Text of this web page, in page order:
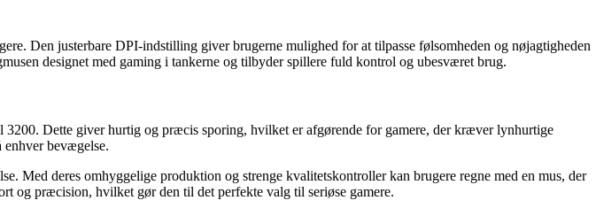
Den justerbare DPI-indstilling giver brugerne mulighed for at tilpasse følsomheden og nøjagtigheden
designet med gaming i tankerne og tilbyder spillere fuld kontrol og ubesværet brug.
Dette giver hurtig og præcis sporing, hvilket er afgørende for gamere, der kræver lynhurtige
enhver bevægelse.
Med deres omhyggelige produktion og strenge kvalitetskontroller kan brugere regne med en mus, der
og præcision, hvilket gør den til det perfekte valg til seriøse gamere.